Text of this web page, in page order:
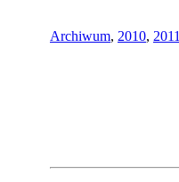
Archiwum, 2010, 2011